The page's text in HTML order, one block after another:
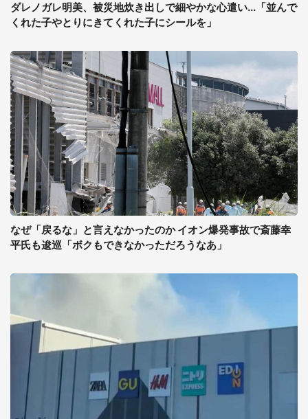
ダレノガレ明美、被災地炊き出しで細やかな心遣い...「並んで
くれた子やとりにきてくれた子にシールを」
なぜ「戻るな」と言えなかったのか イオン爆発事故で斎藤幸
平氏も逡巡「ボクもできなかっただろうなあ」